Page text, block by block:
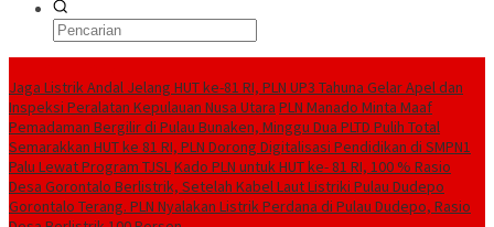
Jaga Listrik Andal Jelang HUT ke-81 RI, PLN UP3 Tahuna Gelar Apel dan
Inspeksi Peralatan Kepulauan Nusa Utara PLN Manado Minta Maaf
Pemadaman Bergilir di Pulau Bunaken, Minggu Dua PLTD Pulih Total
Semarakkan HUT ke 81 RI, PLN Dorong Digitalisasi Pendidikan di SMPN1
Palu Lewat Program TJSLKado PLN untuk HUT ke- 81 RI, 100 % Rasio
Desa Gorontalo Berlistrik, Setelah Kabel Laut Listriki Pulau Dudepo
Gorontalo Terang. PLN Nyalakan Listrik Perdana di Pulau Dudepo, Rasio